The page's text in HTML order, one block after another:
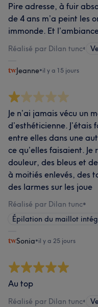
Pire adresse, à fuir
de 4 ans m’a peint les
immonde. Et
Réalisé par Dilan tunc•
Jeanne•il y a 15 jours
Je n’ai jamais vécu un
d’esthéticienne.
entre elles dans une
ce qu’elles faisaient.
douleur, des bleus et
à moitiés enlevés, des
des larmes sur les joue
Réalisé par Dilan tunc•
Épilation du maillot
Sonia•il y a 25 jours
Au top
Réalisé par Dilan tunc•